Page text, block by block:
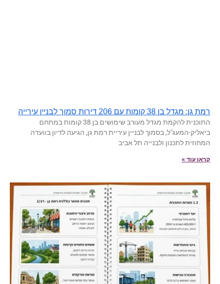
רמת גן: מגדל בן 38 קומות עם 206 דירות סמוך לבניין עירייה
התוכנית להקמת מגדל מעורב שימושים בן 38 קומות במתחם
ביאליק-המעג"ל, בסמוך לבניין עיריית רמת גן, הגיעה לדיון בוועדה
המחוזית לתכנון ולבנייה תל אביב
קראו עוד »